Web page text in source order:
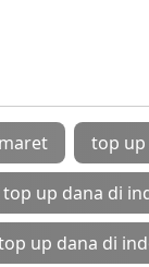
top
top up dana di
up dana di